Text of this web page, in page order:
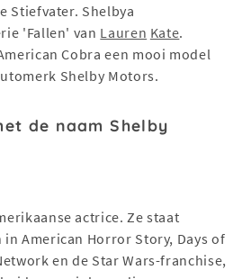
Stiefvater. Shelbya
'Fallen' van Lauren Kate.
Cobra een mooi model
Shelby Motors.
de naam Shelby
actrice. Ze staat
American Horror Story, Days of
en de Star Wars-franchise,